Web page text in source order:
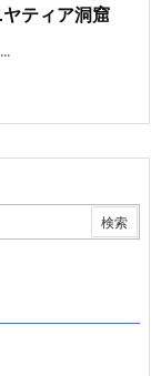
ティア洞窟